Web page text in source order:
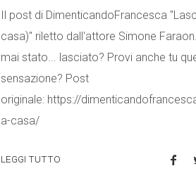
Il post di DimenticandoFrancesca
casa)" riletto dall'attore Simone
mai stato... lasciato? Provi anche tu
sensazione? Post
originale: https://
a-casa/
LEGGI TUTTO